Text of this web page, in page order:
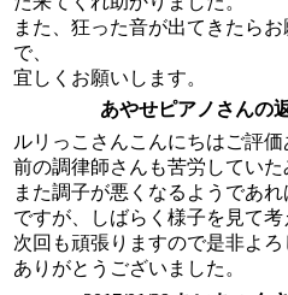
また、狂った音が出てきたら
で、
宜しくお願いします。
あやせピアノさんの
ルリっこさんこんにちはご評価
前の調律師さんも苦労してい
また調子が悪くなるようであ
ですが、しばらく様子を見て考
次回も頑張りますので是非よろ
ありがとうございました。